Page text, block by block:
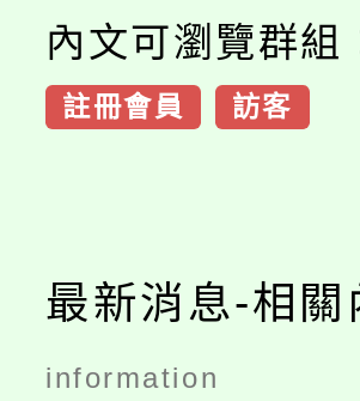
內文可瀏覽群組
註冊會員 訪客
最新消息-相關
information